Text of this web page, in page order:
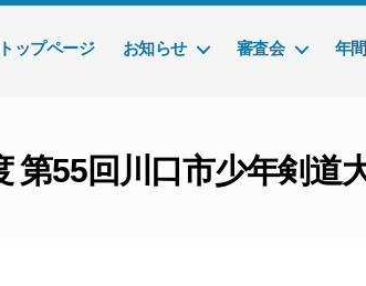
トップページ お知らせ 審査会 年
55回川口市少年剣道